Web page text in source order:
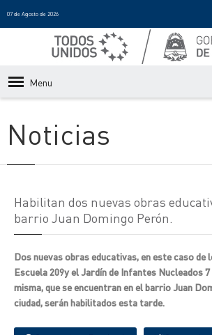
07 de Agosto de 2026
Menu
Noticias
Habilitan dos nuevas obras
barrio Juan Domingo Perón.
Dos nuevas obras educativas, en este caso de
Escuela 209y el Jardín de Infantes Nucleados
misma, que se encuentran en el barrio Juan
ciudad, serán habilitados esta tarde.